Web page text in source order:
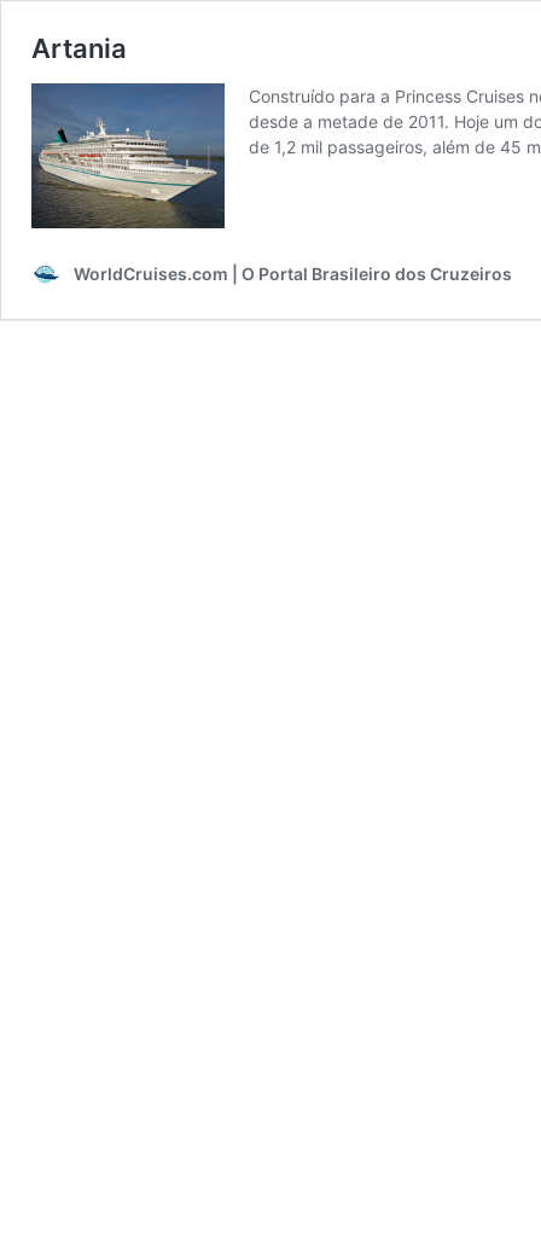
Artania
Construído para a Princess Cruises
desde a metade de 2011. Hoje um
de 1,2 mil passageiros, além de 45
WorldCruises.com | O Portal Brasileiro dos Cruzeiros